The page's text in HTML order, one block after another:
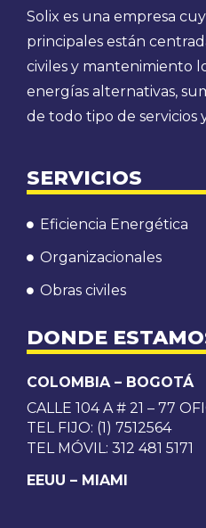
Solix es una empresa
principales están
civiles y mantenimiento
energías alternativas,
de todo tipo de servicios
SERVICIOS
Eficiencia Energética
Organizacionales
Obras civiles
DONDE
COLOMBIA – BOGOTÁ
CALLE 104 A # 21 – 77
TEL FIJO: (1) 7512564
TEL MÓVIL: 312 481 5171
EEUU – MIAMI